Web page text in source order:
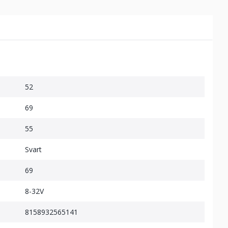
52
69
55
Svart
69
8-32V
8158932565141